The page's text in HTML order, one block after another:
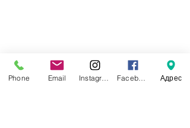
Phone Email Адрес